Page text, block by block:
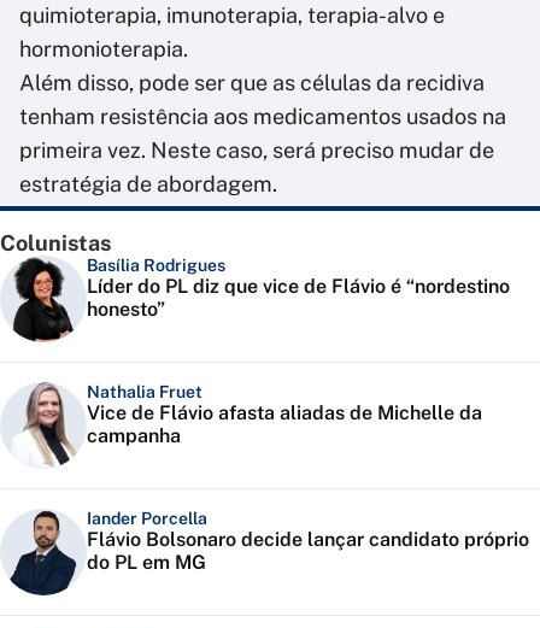
quimioterapia, imunoterapia, terapia-alvo e
hormonioterapia.
Além disso, pode ser que as células da recidiva
tenham resistência aos medicamentos usados na
primeira vez. Neste caso, será preciso mudar de
estratégia de abordagem.
Colunistas
Basília Rodrigues
Líder do PL diz que vice de Flávio é “nordestino
honesto”
Nathalia Fruet
Vice de Flávio afasta aliadas de Michelle da
campanha
Iander Porcella
Flávio Bolsonaro decide lançar candidato próprio
do PL em MG